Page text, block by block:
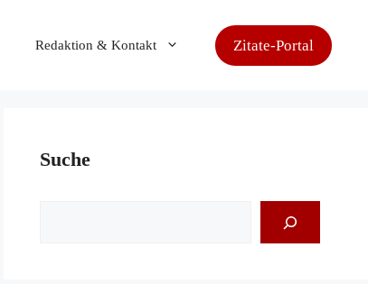
Redaktion & Kontakt Zitate-Portal
Suche